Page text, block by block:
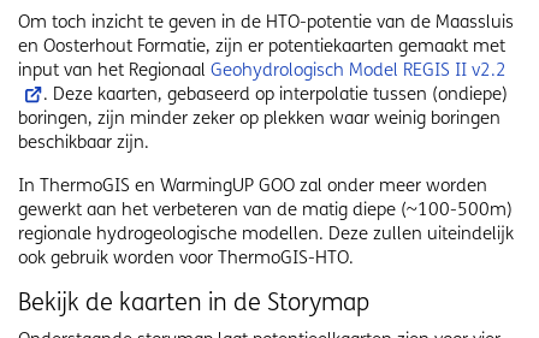
Om toch inzicht te geven in de HTO-potentie van de Maassluis
en Oosterhout Formatie, zijn er potentiekaarten gemaakt met
input van het Regionaal Geohydrologisch Model REGIS II v2.2
. Deze kaarten, gebaseerd op interpolatie tussen (ondiepe)
boringen, zijn minder zeker op plekken waar weinig boringen
beschikbaar zijn.
In ThermoGIS en WarmingUP GOO zal onder meer worden
gewerkt aan het verbeteren van de matig diepe (~100-500m)
regionale hydrogeologische modellen. Deze zullen uiteindelijk
ook gebruik worden voor ThermoGIS-HTO.
Bekijk de kaarten in de Storymap